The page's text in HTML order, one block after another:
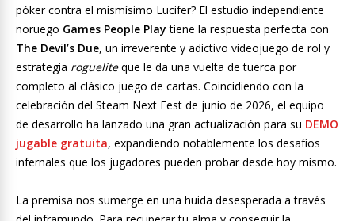
póker contra el mismísimo Lucifer? El estudio independiente
noruego Games People Play tiene la respuesta perfecta con
The Devil’s Due, un irreverente y adictivo videojuego de rol y
estrategia rogueliteque le da una vuelta de tuerca por
completo al clásico juego de cartas. Coincidiendo con la
celebración del Steam Next Fest de junio de 2026, el equipo
de desarrollo ha lanzado una gran actualización para su DEMO
jugable gratuita, expandiendo notablemente los desafíos
infernales que los jugadores pueden probar desde hoy mismo.
La premisa nos sumerge en una huida desesperada a través